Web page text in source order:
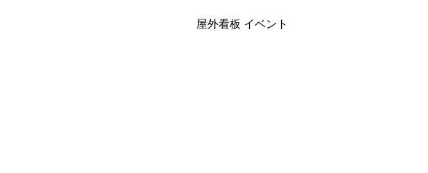
屋外看板 イベント